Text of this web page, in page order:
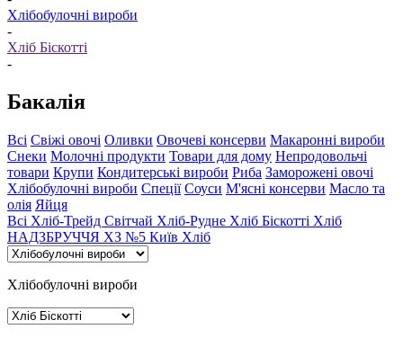
Хлібобулочні вироби
-
Хліб Біскотті
-
Бакалія
Всі Свіжі овочі Оливки Овочеві консерви Макаронні вироби
Снеки Молочні продукти Товари для дому Непродовольчі
товари Крупи Кондитерські вироби Риба Заморожені овочі
Хлібобулочні вироби Спеції Соуси М'ясні консерви Масло та
олія Яйця
Всі Хліб-Трейд Світчай Хліб-Рудне Хліб Біскотті Хліб
НАДЗБРУЧЧЯ ХЗ №5 Київ Хліб
Хлібобулочні вироби